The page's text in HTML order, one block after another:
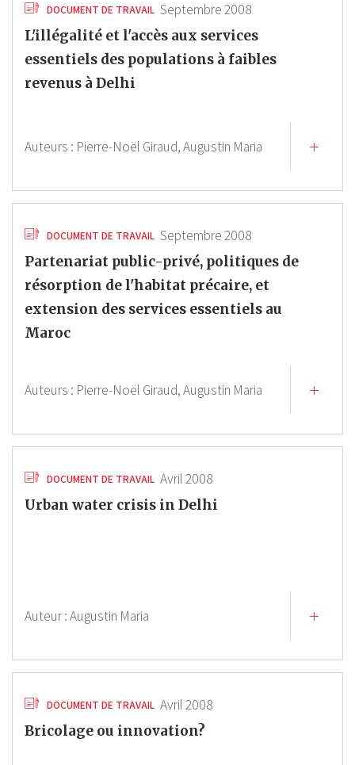
DOCUMENT DE TRAVAIL Septembre 2008
L'illégalité et l'accès aux services
essentiels des populations à faibles
revenus à Delhi
Auteurs : Pierre-Noël Giraud,Augustin Maria
DOCUMENT DE TRAVAIL Septembre 2008
Partenariat public-privé, politiques de
résorption de l'habitat précaire, et
extension des services essentiels au
Maroc
Auteurs : Pierre-Noël Giraud,Augustin Maria
DOCUMENT DE TRAVAIL Avril 2008
Urban water crisis in Delhi
Auteur :Augustin Maria
DOCUMENT DE TRAVAIL Avril 2008
Bricolage ou innovation?